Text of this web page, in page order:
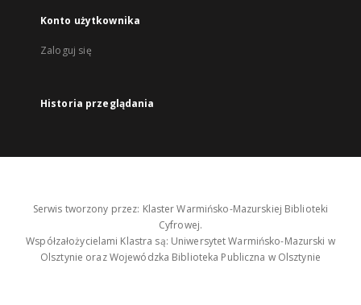
Konto użytkownika
Zaloguj się
Historia przeglądania
Serwis tworzony przez: Klaster Warmińsko-Mazurskiej Biblioteki
Cyfrowej.
Współzałożycielami Klastra są: Uniwersytet Warmińsko-Mazurski w
Olsztynie oraz Wojewódzka Biblioteka Publiczna w Olsztynie